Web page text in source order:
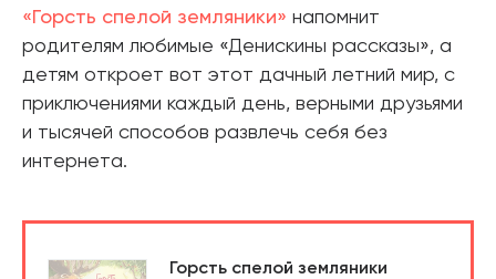
«Горсть спелой земляники» напомнит
родителям любимые «Денискины рассказы», а
детям откроет вот этот дачный летний мир, с
приключениями каждый день, верными друзьями
и тысячей способов развлечь себя без
интернета.
Горсть спелой земляники